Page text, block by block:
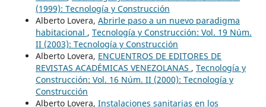
(1999): Tecnología y Construcción
Alberto Lovera, Abrirle paso a un nuevo paradigma
habitacional , Tecnología y Construcción: Vol. 19 Núm.
II (2003): Tecnología y Construcción
Alberto Lovera, ENCUENTROS DE EDITORES DE
REVISTAS ACADÉMICAS VENEZOLANAS , Tecnología y
Construcción: Vol. 16 Núm. II (2000): Tecnología y
Construcción
Alberto Lovera, Instalaciones sanitarias en los